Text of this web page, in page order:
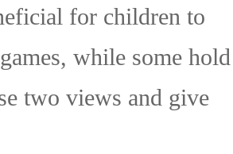
for children to
while some hold
two views and give